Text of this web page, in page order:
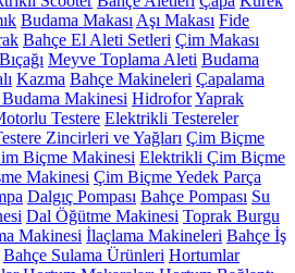
Budama Makası Aşı Makası Fide
Bahçe El Aleti Setleri Çim Makası
Meyve Toplama Aleti Budama
Kazma Bahçe Makineleri Çapalama
Makinesi HidroforYaprak
Testere Elektrikli Testereler
Zincirleri ve Yağları Çim Biçme
Biçme Makinesi Elektrikli Çim Biçme
Makinesi Çim Biçme Yedek Parça
Dalgıç Pompası Bahçe Pompası Su
Dal Öğütme Makinesi Toprak Burgu
Makinesi İlaçlama Makineleri Bahçe İş
Bahçe Sulama Ürünleri Hortumlar